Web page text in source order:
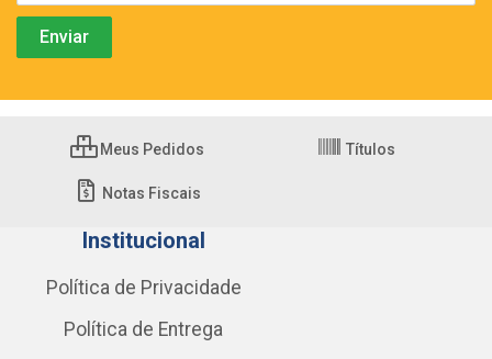
Meus Pedidos Títulos
Notas Fiscais
Institucional
Política de Privacidade
Política de Entrega